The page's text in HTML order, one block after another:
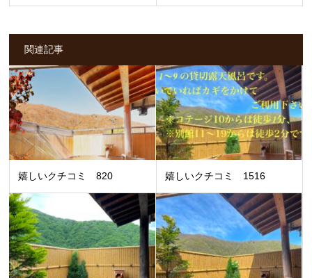
関連記事
嬉しいクチコミ 820 嬉しいクチコミ 1516